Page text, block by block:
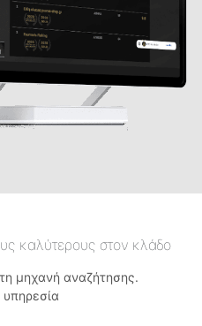
καλύτερους στον κλάδο
μηχανή αναζήτησης.